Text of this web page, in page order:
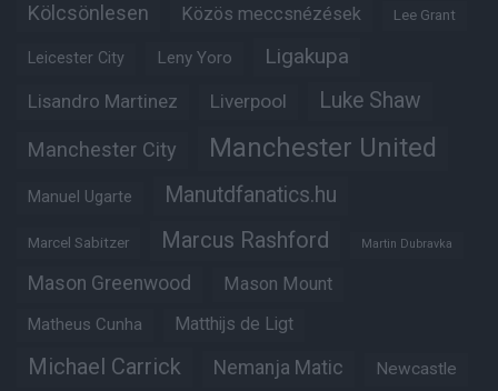
Kölcsönlesen Közös meccsnézések Lee Grant
Leicester City Leny Yoro Ligakupa
Lisandro Martinez Liverpool Luke Shaw
Manchester City Manchester United
Manuel Ugarte Manutdfanatics.hu
Marcel Sabitzer Marcus Rashford Martin Dubravka
Mason Greenwood Mason Mount
Matheus Cunha Matthijs de Ligt
Michael Carrick Nemanja Matic Newcastle